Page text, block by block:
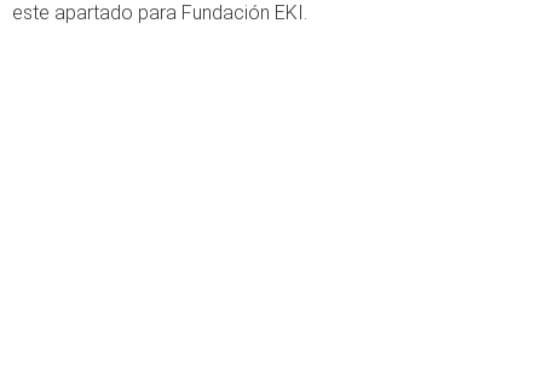
este apartado para Fundación EKI.